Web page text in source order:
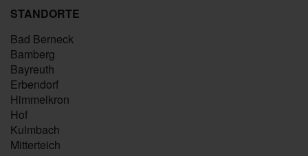
STANDORTE
Bad Berneck
Bamberg
Bayreuth
Erbendorf
Himmelkron
Hof
Kulmbach
Mitterteich